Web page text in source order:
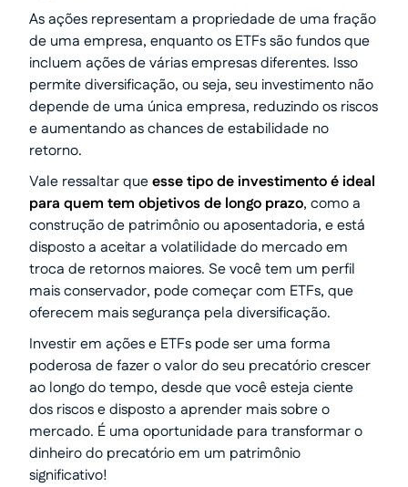
As ações representam a propriedade de uma fração
de uma empresa, enquanto os ETFs são fundos que
incluem ações de várias empresas diferentes. Isso
permite diversificação, ou seja, seu investimento não
depende de uma única empresa, reduzindo os riscos
e aumentando as chances de estabilidade no
retorno.
Vale ressaltar queesse tipo de investimento é ideal
para quem tem objetivos de longo prazo, como a
construção de patrimônio ou aposentadoria, e está
disposto a aceitar a volatilidade do mercado em
troca de retornos maiores. Se você tem um perfil
mais conservador, pode começar com ETFs, que
oferecem mais segurança pela diversificação.
Investir em ações e ETFs pode ser uma forma
poderosa de fazer o valor do seu precatório crescer
ao longo do tempo, desde que você esteja ciente
dos riscos e disposto a aprender mais sobre o
mercado. É uma oportunidade para transformar o
dinheiro do precatório em um patrimônio
significativo!